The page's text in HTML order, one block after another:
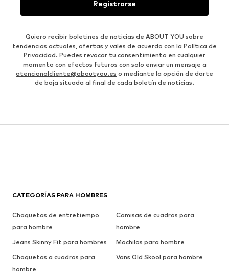
Registrarse
Quiero recibir boletines de noticias de ABOUT YOU sobre
tendencias actuales, ofertas y vales de acuerdo con la Política de
Privacidad. Puedes revocar tu consentimiento en cualquier
momento con efectos futuros con solo enviar un mensaje a
atencionalcliente@aboutyou.es o mediante la opción de darte
de baja situada al final de cada boletín de noticias.
CATEGORÍAS PARA HOMBRES
Chaquetas de entretiempo
para hombre
Camisas de cuadros para
hombre
Jeans Skinny Fit para hombres
Mochilas para hombre
Chaquetas a cuadros para
hombre
Vans Old Skool para hombre